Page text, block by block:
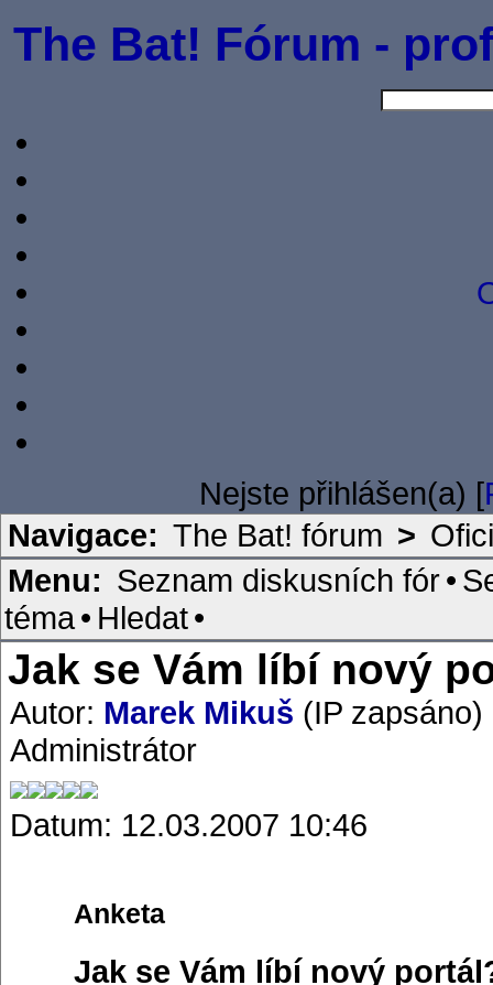
The Bat! Fórum -
Nejste přihlášen(a) [
Navigace: The Bat! fórum >
Menu: Seznam diskusních fór•
téma• Hledat•
Jak se Vám líbí nový
Autor: Marek Mikuš (IP zapsáno)
Administrátor
Datum: 12.03.2007 10:46
Anketa
Jak se Vám líbí nový